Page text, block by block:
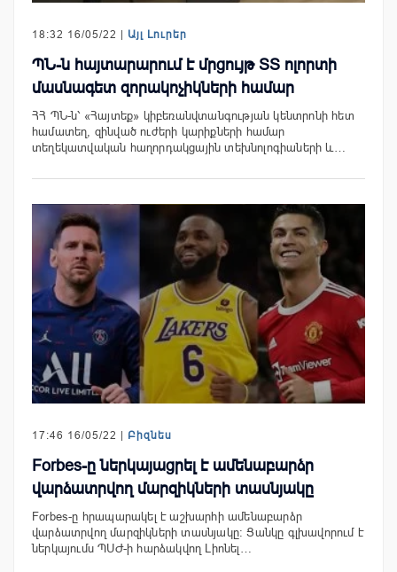
18:32 16/05/22 | Այլ Լուրեր
ՊՆ-ն հայտարարում է մրցույթ ՏՏ ոլորտի
մասնագետ զորակոչիկների համար
ՀՀ ՊՆ-ն՝ «Հայտեք» կիբեռանվտանգության կենտրոնի հետ
համատեղ, զինված ուժերի կարիքների համար
տեղեկատվական հաղորդակցային տեխնոլոգիաների և…
17:46 16/05/22 | Բիզնես
Forbes-ը ներկայացրել է ամենաբարձր
վարձատրվող մարզիկների տասնյակը
Forbes-ը հրապարակել է աշխարհի ամենաբարձր
վարձատրվող մարզիկների տասնյակը: Ցանկը գլխավորում է
ներկայումս ՊՍԺ-ի հարձակվող Լիոնել…